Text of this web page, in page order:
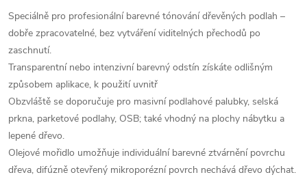
Speciálně pro profesionální barevné tónování dřevěných podlah –
dobře zpracovatelné, bez vytváření viditelných přechodů po
zaschnutí.
Transparentní nebo intenzivní barevný odstín získáte odlišným
způsobem aplikace, k použití uvnitř
Obzvláště se doporučuje pro masivní podlahové palubky, selská
prkna, parketové podlahy, OSB; také vhodný na plochy nábytku a
lepené dřevo.
Olejové mořidlo umožňuje individuální barevné ztvárnění povrchu
dřeva, difúzně otevřený mikroporézní povrch nechává dřevo dýchat.